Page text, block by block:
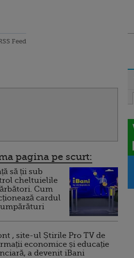
Feed
pagina pe scurt:
să ții sub
cheltuielile
Cum
cardul
, site-ul Știrile Pro TV de
economice și educație
a devenit iBani